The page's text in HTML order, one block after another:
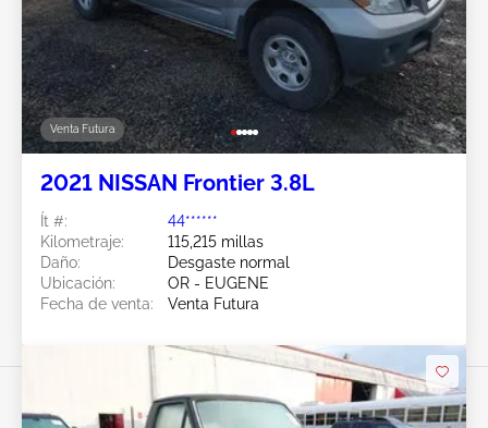
Venta Futura
2021 NISSAN Frontier 3.8L
Ít #:
44******
Kilometraje:
115,215 millas
Daño:
Desgaste normal
Ubicación:
OR - EUGENE
Fecha de venta:
Venta Futura